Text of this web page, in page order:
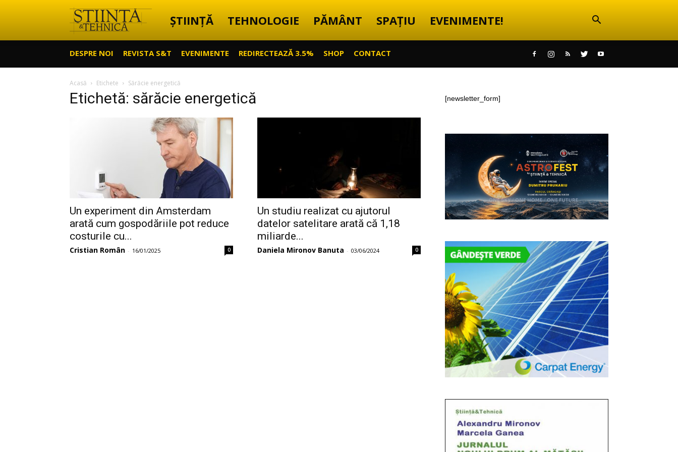
Știință
Tehnică
ȘTIINȚĂ TEHNOLOGIE PĂMÂNT SPAȚIU EVENIMENTE!
DESPRE NOI REVISTA S&T EVENIMENTE REDIRECTEAZĂ 3.5% SHOP CONTACT
Acasă Etichete Sărăcie energetică
Etichetă: sărăcie energetică
Un experiment din Amsterdam
arată cum gospodăriile pot reduce
costurile cu...
Cristian Român - 16/01/2025 0
Un studiu realizat cu ajutorul
datelor satelitare arată că 1,18
miliarde...
Daniela Mironov Banuta - 03/06/2024 0
[newsletter_form]